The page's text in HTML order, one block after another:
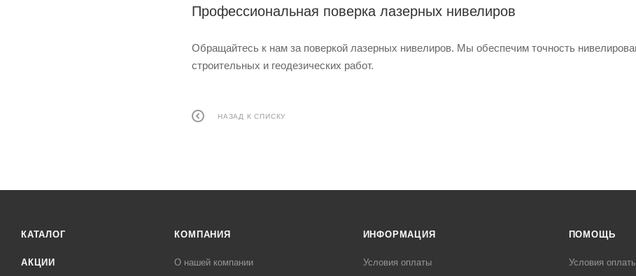
Профессиональная поверка лазерных нивелиров
Обращайтесь к нам за поверкой лазерных нивелиров. Мы обеспечим точность
строительных и геодезических работ.
НАЗАД К СПИСКУ
КАТАЛОГ
АКЦИИ
КОМПАНИЯ
О нашей компании
ИНФОРМАЦИЯ
Условия оплаты
ПОМОЩЬ
Условия